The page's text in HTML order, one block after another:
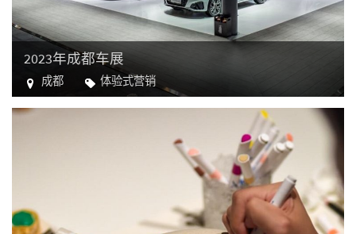
2023年成都车展
成都
体验式营销
汽车